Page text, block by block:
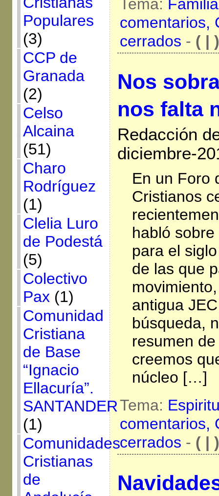
Populares
(3)
CCP de
Granada
(2)
Celso
Alcaina
(51)
Charo
Rodríguez
(1)
Clelia Luro
de Podestá
(5)
Colectivo
Pax (1)
Comunidad
Cristiana
de Base
“Ignacio
Ellacuría”.
SANTANDER
(1)
Comunidades
Cristianas
de
Tema:
comentarios,
cerrados - ( | )
Nos
nos falta
Redacción
diciembre-
En un Foro
Cristianos
habló sobre
para el
de las que
antigua
búsqueda,
resumen
creemos
núcleo […]
Tema:
comentarios,
cerrados - ( | )